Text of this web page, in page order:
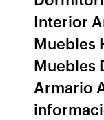
Interior
Muebles
Muebles
Armario